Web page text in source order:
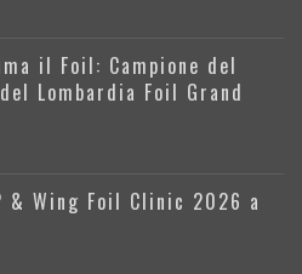
il Foil: Campione del
Lombardia Foil Grand
& Wing Foil Clinic 2026 a